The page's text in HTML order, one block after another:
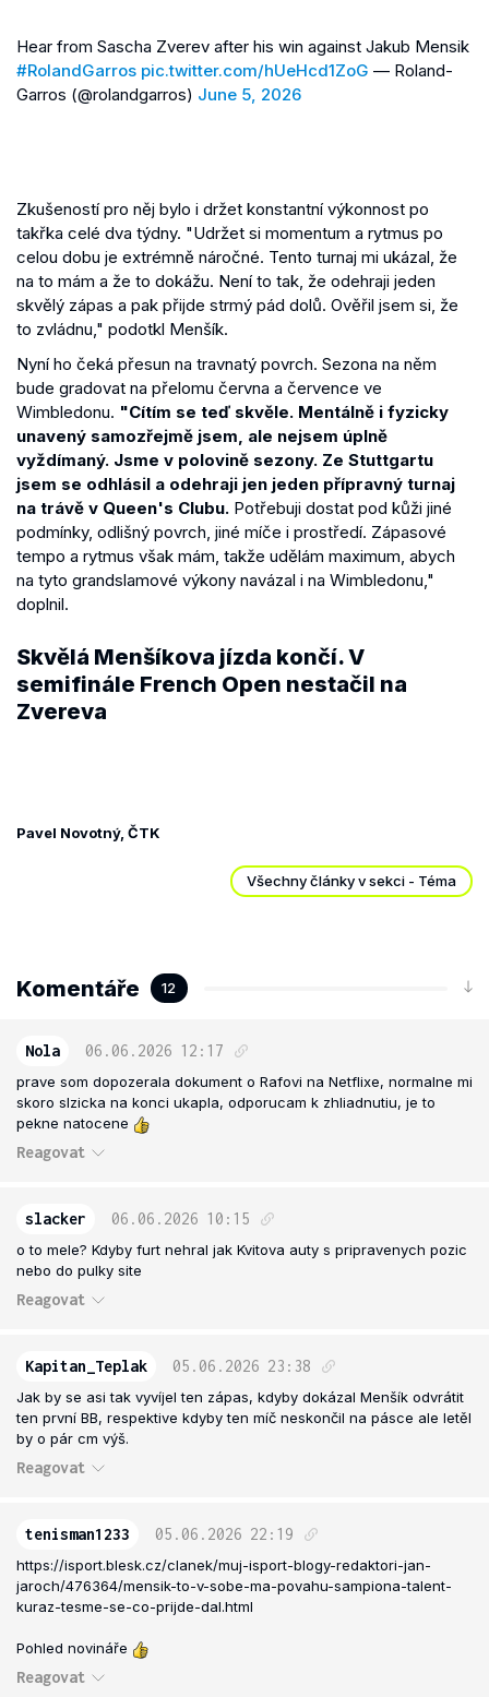
Hear from Sascha Zverev after his win against Jakub Mensik
#RolandGarros pic.twitter.com/hUeHcd1ZoG — Roland-
Garros (@rolandgarros) June 5, 2026
Zkušeností pro něj bylo i držet konstantní výkonnost po
takřka celé dva týdny. "Udržet si momentum a rytmus po
celou dobu je extrémně náročné. Tento turnaj mi ukázal, že
na to mám a že to dokážu. Není to tak, že odehraji jeden
skvělý zápas a pak přijde strmý pád dolů. Ověřil jsem si, že
to zvládnu," podotkl Menšík.
Nyní ho čeká přesun na travnatý povrch. Sezona na něm
bude gradovat na přelomu června a července ve
Wimbledonu. "Cítím se teď skvěle. Mentálně i fyzicky
unavený samozřejmě jsem, ale nejsem úplně
vyždímaný. Jsme v polovině sezony. Ze Stuttgartu
jsem se odhlásil a odehraji jen jeden přípravný turnaj
na trávě v Queen's Clubu. Potřebuji dostat pod kůži jiné
podmínky, odlišný povrch, jiné míče i prostředí. Zápasové
tempo a rytmus však mám, takže udělám maximum, abych
na tyto grandslamové výkony navázal i na Wimbledonu,"
doplnil.
Skvělá Menšíkova jízda končí. V
semifinále French Open nestačil na
Zvereva
Pavel Novotný, ČTK
Všechny články v sekci - Téma
Komentáře 12
Nola 06.06.2026 12:17
prave som dopozerala dokument o Rafovi na Netflixe, normalne mi
skoro slzicka na konci ukapla, odporucam k zhliadnutiu, je to
pekne natocene
Reagovat
slacker 06.06.2026 10:15
o to mele? Kdyby furt nehral jak Kvitova auty s pripravenych pozic
nebo do pulky site
Reagovat
Kapitan_Teplak 05.06.2026 23:38
Jak by se asi tak vyvíjel ten zápas, kdyby dokázal Menšík odvrátit
ten první BB, respektive kdyby ten míč neskončil na pásce ale letěl
by o pár cm výš.
Reagovat
tenisman1233 05.06.2026 22:19
https://isport.blesk.cz/clanek/muj-isport-blogy-redaktori-jan-
jaroch/476364/mensik-to-v-sobe-ma-povahu-sampiona-talent-
kuraz-tesme-se-co-prijde-dal.html
Pohled novináře
Reagovat